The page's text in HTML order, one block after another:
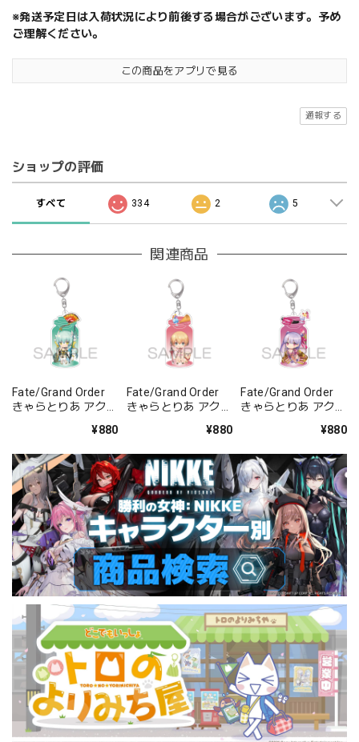
※発送予定日は入荷状況により前後する場合がございます。予め
ご理解ください。
この商品をアプリで見る
通報する
ショップの評価
すべて 334 2 5
関連商品
Fate/Grand Order
きゃらとりあ アクリ
¥880
Fate/Grand Order
きゃらとりあ アクリ
¥880
Fate/Grand Order
きゃらとりあ アクリ
バー/パッションリ
¥880